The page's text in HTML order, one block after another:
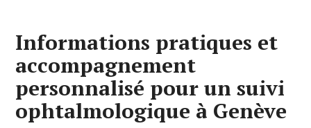
Informations pratiques et
accompagnement
personnalisé pour un suivi
ophtalmologique à Genève